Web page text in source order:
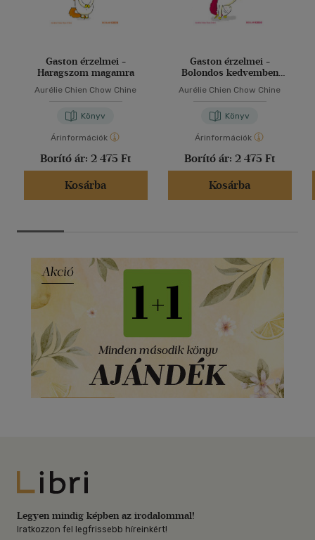
Gaston érzelmei -
Haragszom magamra
Aurélie Chien Chow Chine
Könyv
Árinformációk
Borító ár: 2 475 Ft
Kosárba
Gaston érzelmei -
Bolondos kedvemben
Aurélie Chien Chow Chine
Könyv
Árinformációk
Borító ár: 2 475 Ft
Kosárba
Libri
Legyen mindig képben az irodalommal!
Iratkozzon fel legfrissebb híreinkért!